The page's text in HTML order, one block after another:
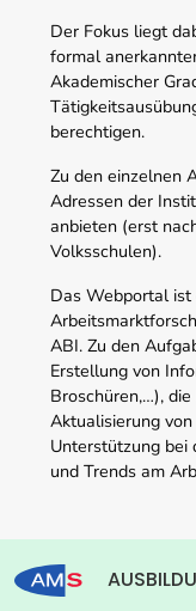
Der Fokus liegt
formal
Akademischer
berechtigen.
Zu den einzelnen
Adressen der
anbieten (erst
Volksschulen).
Das Webportal
ABI. Zu den
Erstellung von
Broschüren,…),
Aktualisierung
Unterstützung bei
und Trends am